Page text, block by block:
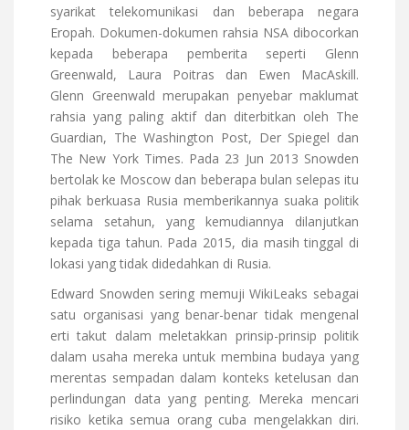
syarikat telekomunikasi dan beberapa negara
Eropah. Dokumen-dokumen rahsia NSA dibocorkan
kepada beberapa pemberita seperti Glenn
Greenwald, Laura Poitras dan Ewen MacAskill.
Glenn Greenwald merupakan penyebar maklumat
rahsia yang paling aktif dan diterbitkan oleh The
Guardian, The Washington Post, Der Spiegel dan
The New York Times. Pada 23 Jun 2013 Snowden
bertolak ke Moscow dan beberapa bulan selepas itu
pihak berkuasa Rusia memberikannya suaka politik
selama setahun, yang kemudiannya dilanjutkan
kepada tiga tahun. Pada 2015, dia masih tinggal di
lokasi yang tidak didedahkan di Rusia.
Edward Snowden sering memuji WikiLeaks sebagai
satu organisasi yang benar-benar tidak mengenal
erti takut dalam meletakkan prinsip-prinsip politik
dalam usaha mereka untuk membina budaya yang
merentas sempadan dalam konteks ketelusan dan
perlindungan data yang penting. Mereka mencari
risiko ketika semua orang cuba mengelakkan diri.